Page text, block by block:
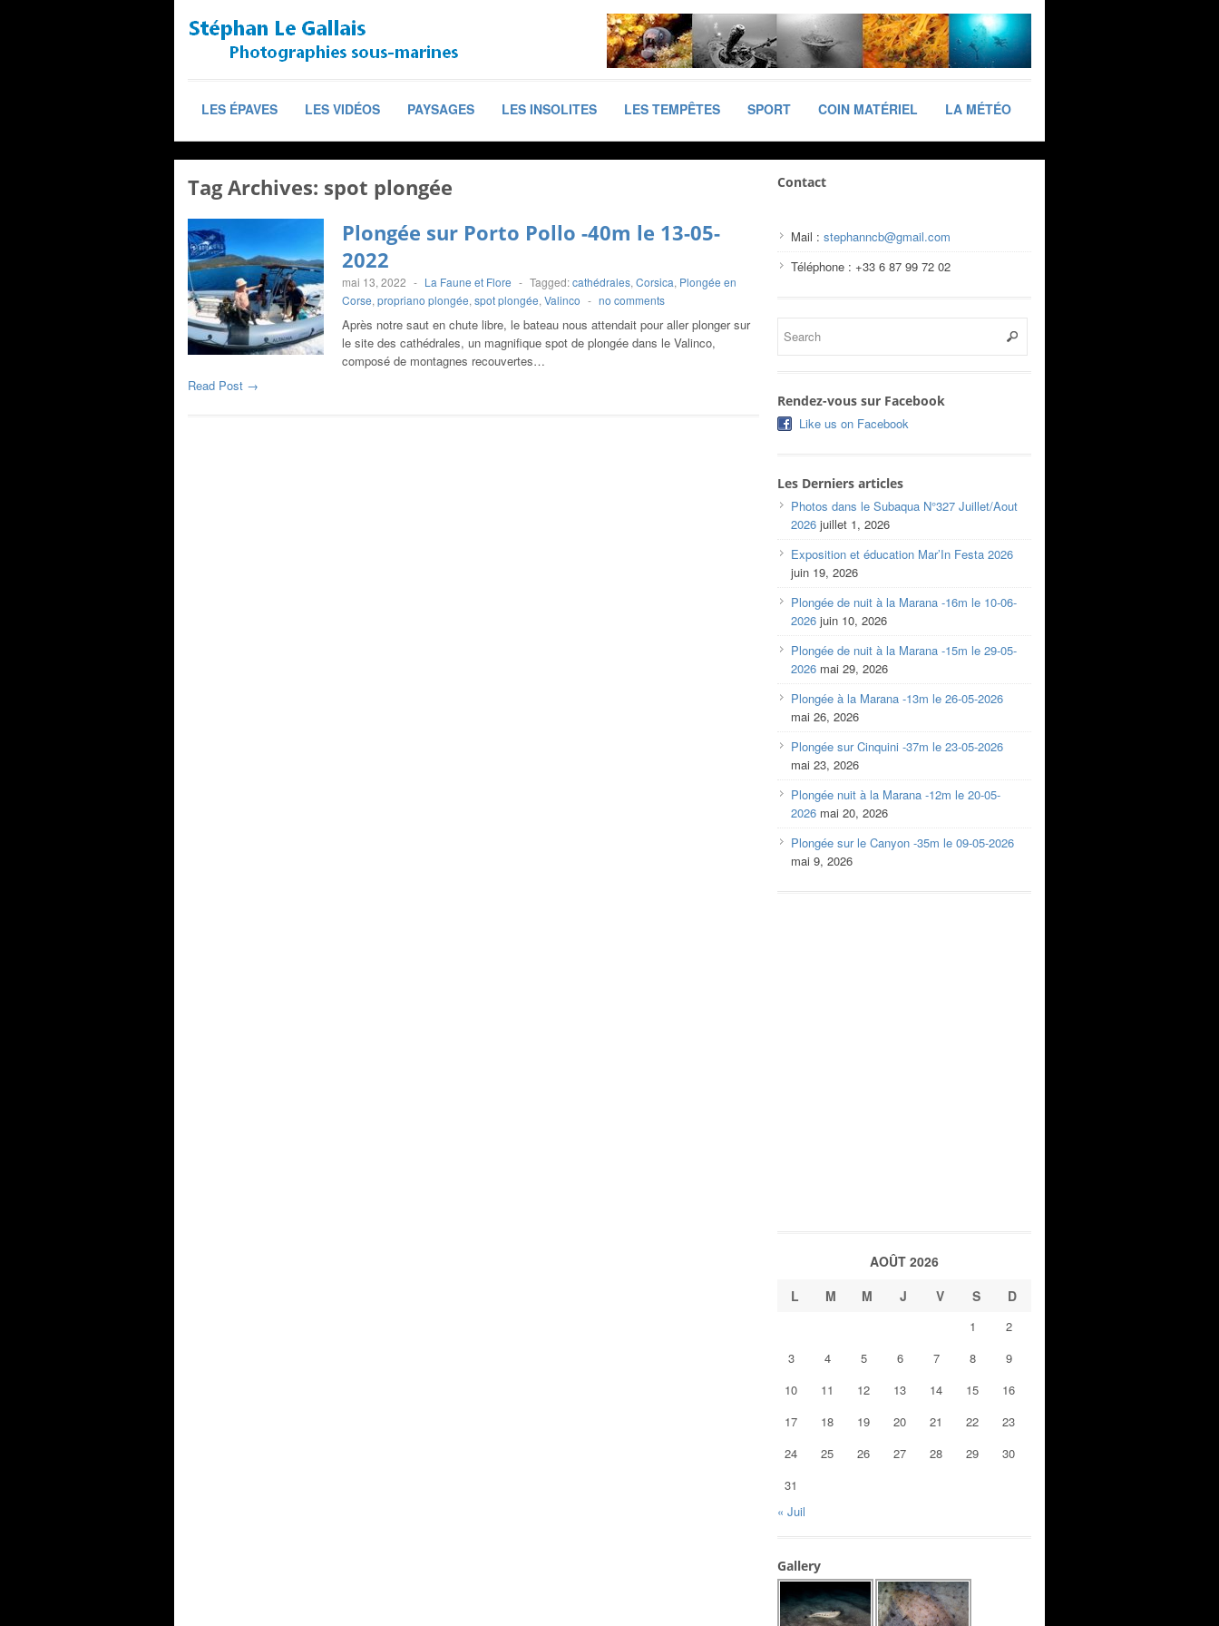
LES ÉPAVES LES VIDÉOS PAYSAGES LES INSOLITES LES TEMPÊTES SPORT COIN MATÉRIEL LA MÉTÉO
Tag Archives: spot plongée
Plongée sur Porto Pollo -40m le 13-05-
2022
mai 13, 2022 - La Faune et Flore - Tagged:cathédrales, Corsica, Plongée en
Corse, propriano plongée, spot plongée, Valinco - no comments
Après notre saut en chute libre, le bateau nous attendait pour aller plonger sur
le site des cathédrales, un magnifique spot de plongée dans le Valinco,
composé de montagnes recouvertes…
Read Post →
Contact
Mail : stephanncb@gmail.com
Téléphone : +33 6 87 99 72 02
Rendez-vous sur Facebook
Like us on Facebook
Les Derniers articles
Photos dans le Subaqua N°327 Juillet/Aout
2026 juillet 1, 2026
Exposition et éducation Mar’In Festa 2026
juin 19, 2026
Plongée de nuit à la Marana -16m le 10-06-
2026 juin 10, 2026
Plongée de nuit à la Marana -15m le 29-05-
2026 mai 29, 2026
Plongée à la Marana -13m le 26-05-2026
mai 26, 2026
Plongée sur Cinquini -37m le 23-05-2026
mai 23, 2026
Plongée nuit à la Marana -12m le 20-05-
2026 mai 20, 2026
Plongée sur le Canyon -35m le 09-05-2026
mai 9, 2026
AOÛT 2026
L
M M J V S D
1
2
3
4 5 6 7 8
9
10
11 12 13 14 15
16
17
18 19 20 21 22
23
24
25 26 27 28 29
30
31
« Juil
Gallery